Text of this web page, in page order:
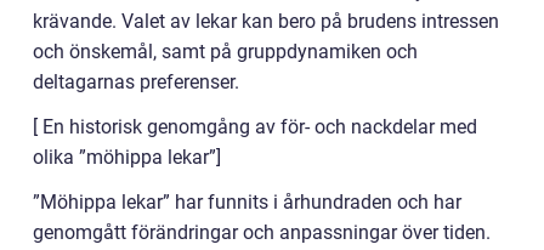
krävande. Valet av lekar kan bero på brudens intressen
och önskemål, samt på gruppdynamiken och
deltagarnas preferenser.
[ En historisk genomgång av för- och nackdelar med
olika ”möhippa lekar”]
”Möhippa lekar” har funnits i århundraden och har
genomgått förändringar och anpassningar över tiden.